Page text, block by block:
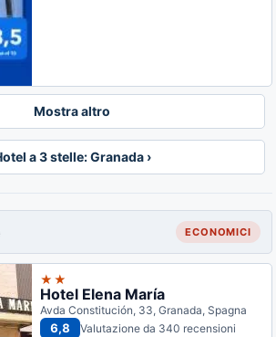
Mostra altro
a 3 stelle: Granada ›
ECONOMICI
★★
Hotel Elena María
Avda Constitución, 33, Granada, Spagna
6,8 Valutazione da 340 recensioni